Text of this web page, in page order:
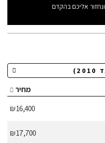
ונחזור אליכם בהקדם
מחיר
16,400 ₪
17,700 ₪